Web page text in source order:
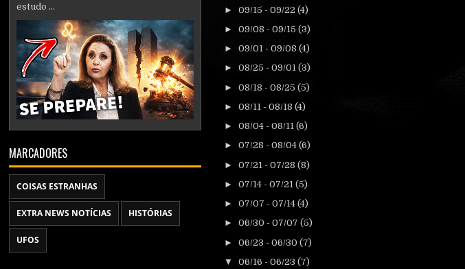
estudo ...
MARCADORES
COISAS ESTRANHAS
EXTRA NEWS NOTÍCIAS HISTÓRIAS
UFOS
► 09/15 - 09/22 (4)
► 09/08 - 09/15 (3)
► 09/01 - 09/08 (4)
► 08/25 - 09/01 (3)
► 08/18 - 08/25 (5)
► 08/11 - 08/18 (4)
► 08/04 - 08/11 (6)
► 07/28 - 08/04 (6)
► 07/21 - 07/28 (8)
► 07/14 - 07/21 (5)
► 07/07 - 07/14 (4)
► 06/30 - 07/07 (5)
► 06/23 - 06/30 (7)
▼ 06/16 - 06/23 (7)